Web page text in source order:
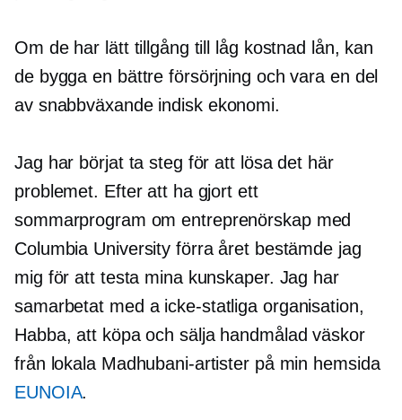
Om de har lätt tillgång till låg kostnad lån, kan
de bygga en bättre försörjning och vara en del
av snabbväxandeindisk ekonomi.
Jag har börjat ta steg för att lösa det här
problemet. Efter att ha gjort ett
sommarprogram om entreprenörskap med
Columbia University förra året bestämde jag
mig för att testa mina kunskaper. Jag har
samarbetat med a icke-statliga organisation,
Habba, att köpa och sälja handmålad väskor
från lokala Madhubani-artister på min hemsida
EUNOIA.